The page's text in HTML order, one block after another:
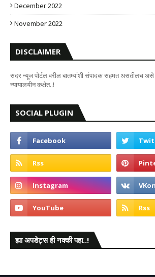
December 2022
November 2022
DISCLAIMER
सदर न्यूज पोर्टल वरील बातम्यांशी संपादक सहमत असतीलच असे
न्यायालयीन कक्षेत..!
SOCIAL PLUGIN
ह्या अपडेट्स ही नक्की पहा..!